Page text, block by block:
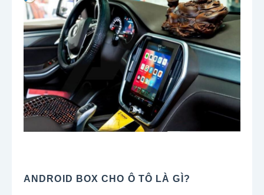
ANDROID BOX CHO Ô TÔ LÀ GÌ?